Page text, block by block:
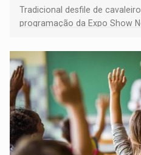
Tradicional desfile de
programação da Expo Show